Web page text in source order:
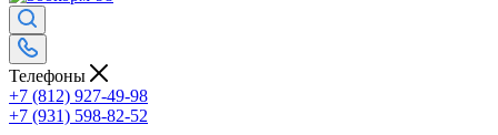
Телефоны
+7 (812) 927-49-98
+7 (931) 598-82-52